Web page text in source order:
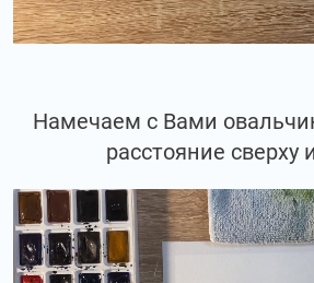
Намечаем с Вами
расстояние сверху